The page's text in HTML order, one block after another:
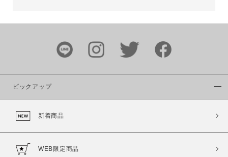
ブランド
カラー
ピックアップ
新着商品
WEB限定商品